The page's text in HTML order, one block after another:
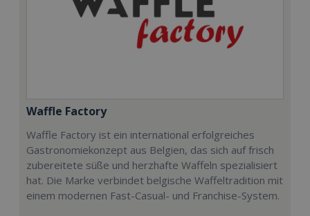
Waffle Factory
Waffle Factory ist ein international erfolgreiches
Gastronomiekonzept aus Belgien, das sich auf frisch
zubereitete süße und herzhafte Waffeln spezialisiert
hat. Die Marke verbindet belgische Waffeltradition mit
einem modernen Fast-Casual- und Franchise-System.